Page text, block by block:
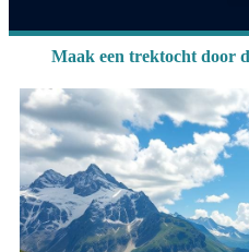
Maak een trektocht door